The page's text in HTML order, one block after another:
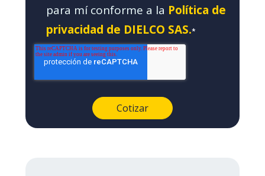
para mí conforme a la Política de
privacidad de DIELCO SAS.*